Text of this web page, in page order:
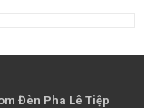
Đèn Pha Lê Tiệp